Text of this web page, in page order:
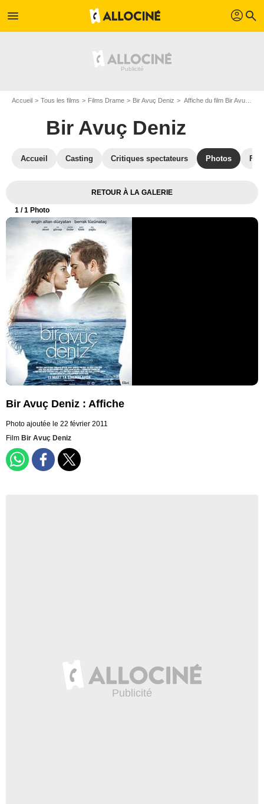
menu profil search
Accueil Tous les films Films Drame Bir Avuç Deniz Affiche du film Bir Avuç Deniz - Photo 1
Bir Avuç Deniz
Accueil Casting Critiques spectateurs Photos
RETOUR À LA GALERIE
1 / 1 Photo
Bir Avuç Deniz : Affiche
Photo ajoutée le 22 février 2011
Film Bir Avuç Deniz